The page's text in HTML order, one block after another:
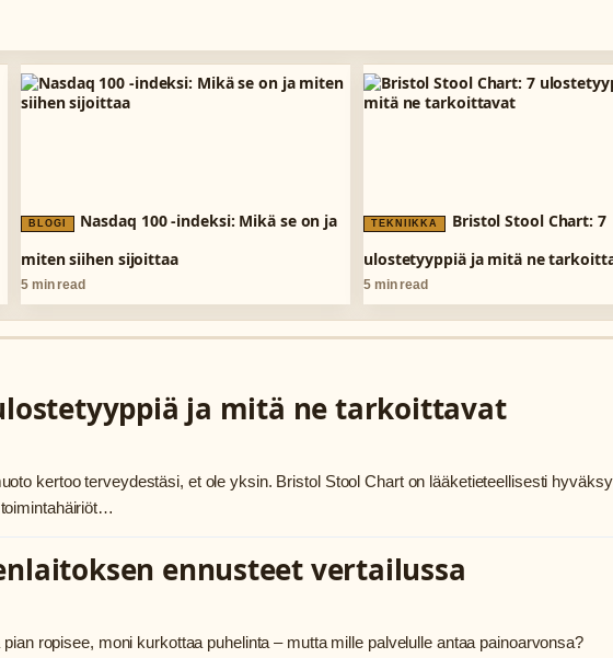
BLOGI
Nasdaq 100 -indeksi: Mikä se on ja
miten siihen sijoittaa
5 min read
TEKNIIKKA
Bristol Stool Chart: 7
ulostetyyppiä ja mitä ne
5 min read
ja mitä ne tarkoittavat
kertoo terveydestäsi, et ole yksin. Bristol Stool Chart on lääketieteellisesti
ennusteet vertailussa
ropisee, moni kurkottaa puhelinta – mutta mille palvelulle antaa painoarvonsa?